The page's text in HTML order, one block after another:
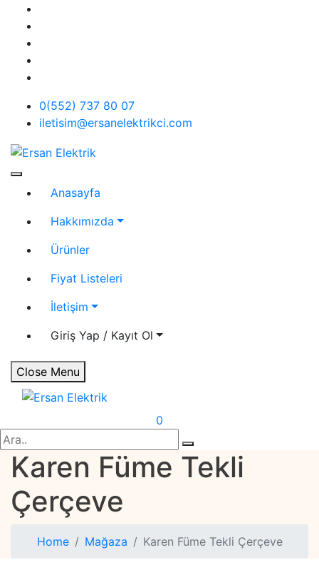
content
0(552) 737 80 07
iletisim@ersanelektrikci.com
Ersan Elektrik
Elektrik | Otomasyon
Anasayfa
Hakkımızda
Ürünler
Fiyat Listeleri
İletişim
Giriş Yap / Kayıt Ol
Close Menu
0
Search
Karen Füme Tekli
Çerçeve
Home Mağaza Karen Füme Tekli Çerçeve